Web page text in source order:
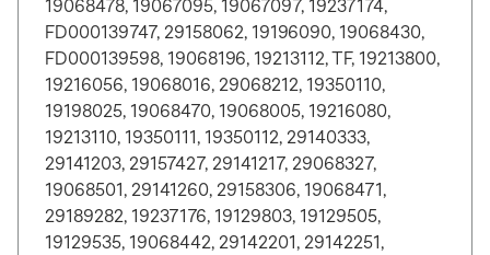
19068478, 19067095, 19067097, 19237174,
FD000139747, 29158062, 19196090, 19068430,
FD000139598, 19068196, 19213112, TF, 19213800,
19216056, 19068016, 29068212, 19350110,
19198025, 19068470, 19068005, 19216080,
19213110, 19350111, 19350112, 29140333,
29141203, 29157427, 29141217, 29068327,
19068501, 29141260, 29158306, 19068471,
29189282, 19237176, 19129803, 19129505,
19129535, 19068442, 29142201, 29142251,